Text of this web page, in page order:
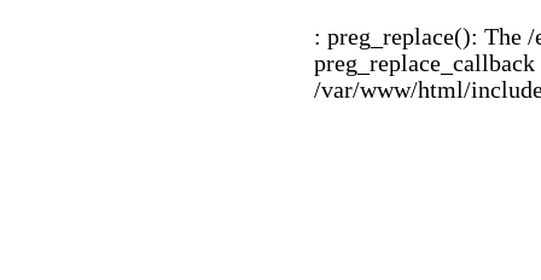
: preg_replace(): The
/var/www/html/